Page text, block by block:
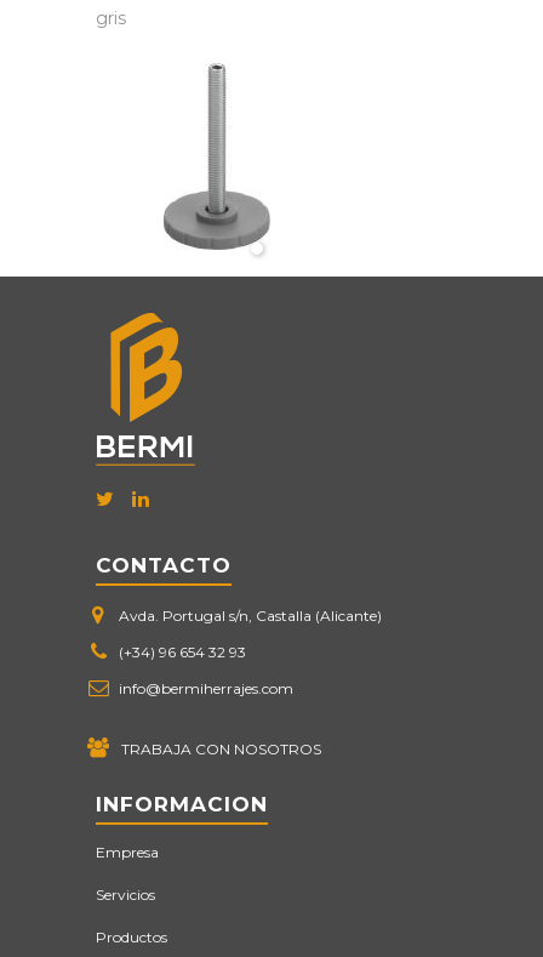
gris
CONTACTO
Avda. Portugal s/n, Castalla (Alicante)
(+34) 96 654 32 93
info@bermiherrajes.com
TRABAJA CON NOSOTROS
INFORMACION
Empresa
Servicios
Productos